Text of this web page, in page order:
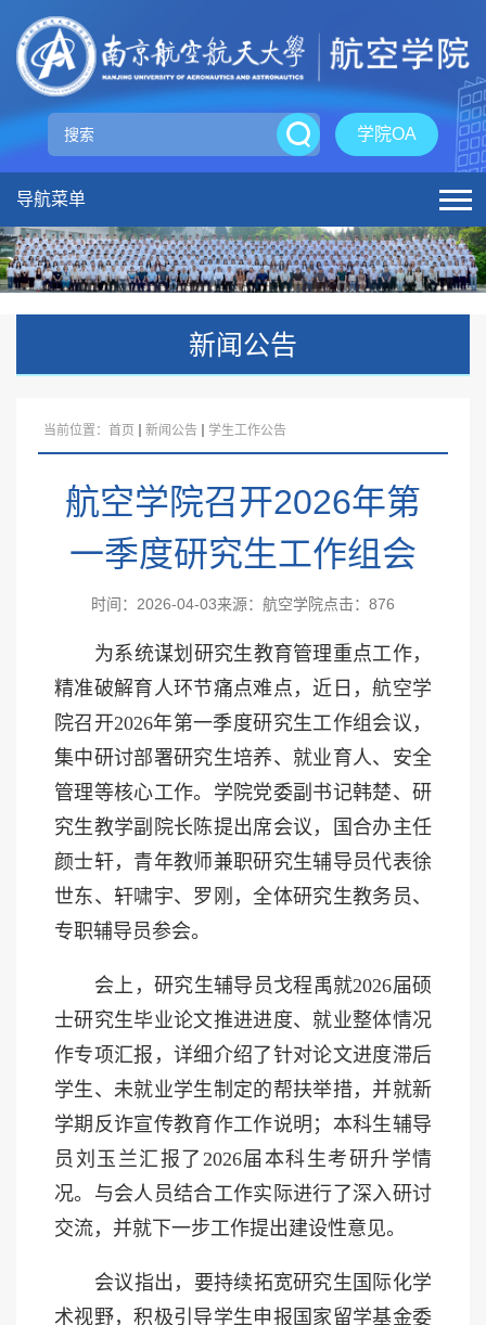
学院OA
导航菜单
新闻公告
当前位置： 首页 新闻公告 学生工作公告
航空学院召开2026年第
一季度研究生工作组会
时间：2026-04-03来源：航空学院点击： 876
为系统谋划研究生教育管理重点工作，
精准破解育人环节痛点难点，近日，航空学
院召开2026年第一季度研究生工作组会议，
集中研讨部署研究生培养、就业育人、安全
管理等核心工作。学院党委副书记韩楚、研
究生教学副院长陈提出席会议，国合办主任
颜士轩，青年教师兼职研究生辅导员代表徐
世东、轩啸宇、罗刚，全体研究生教务员、
专职辅导员参会。
会上，研究生辅导员戈程禹就2026届硕
士研究生毕业论文推进进度、就业整体情况
作专项汇报，详细介绍了针对论文进度滞后
学生、未就业学生制定的帮扶举措，并就新
学期反诈宣传教育作工作说明；本科生辅导
员刘玉兰汇报了2026届本科生考研升学情
况。与会人员结合工作实际进行了深入研讨
交流，并就下一步工作提出建设性意见。
会议指出，要持续拓宽研究生国际化学
术视野，积极引导学生申报国家留学基金委